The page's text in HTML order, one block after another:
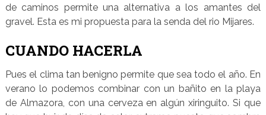
de caminos permite una alternativa a los amantes del
gravel. Esta es mi propuesta para la senda del rio Mijares.
CUANDO HACERLA
Pues el clima tan benigno permite que sea todo el año. En
verano lo podemos combinar con un bañito en la playa
de Almazora, con una cerveza en algún xiringuito. Si que